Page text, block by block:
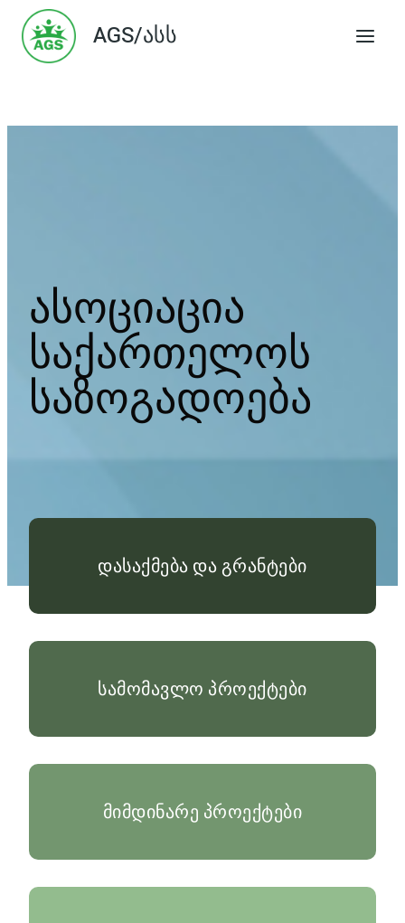
Skip
content
AGS/ასს
ასოციაცია
საქართელოს
საზოგადოება
დასაქმება და გრანტები
სამომავლო პროექტები
მიმდინარე პროექტები